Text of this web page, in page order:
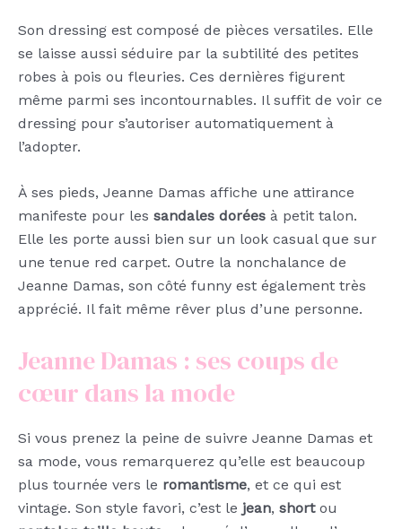
Son dressing est composé de pièces versatiles. Elle
se laisse aussi séduire par la subtilité des petites
robes à pois ou fleuries. Ces dernières figurent
même parmi ses incontournables. Il suffit de voir ce
dressing pour s’autoriser automatiquement à
l’adopter.
À ses pieds, Jeanne Damas affiche une attirance
manifeste pour les sandales dorées à petit talon.
Elle les porte aussi bien sur un look casual que sur
une tenue red carpet. Outre la nonchalance de
Jeanne Damas, son côté funny est également très
apprécié. Il fait même rêver plus d’une personne.
Jeanne Damas : ses coups de
cœur dans la mode
Si vous prenez la peine de suivre Jeanne Damas et
sa mode, vous remarquerez qu’elle est beaucoup
plus tournée vers le romantisme, et ce qui est
vintage. Son style favori, c’est le jean, short ou